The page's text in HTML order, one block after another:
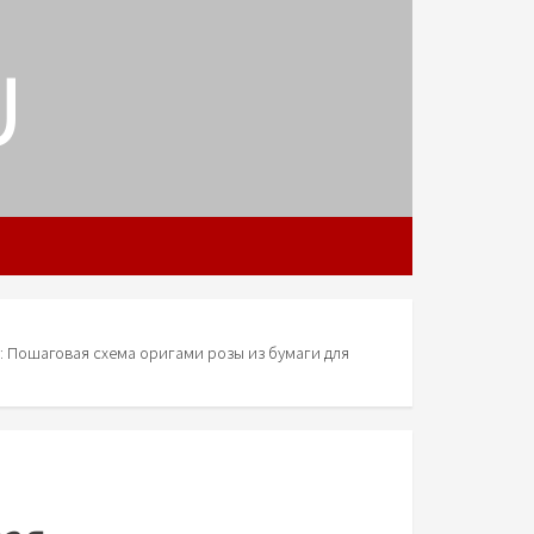
Пошаговая схема оригами розы из бумаги для